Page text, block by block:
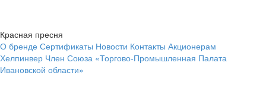
Красная пресня
О бренде Сертификаты Новости Контакты Акционерам
Хелпинвер Член Союза «Торгово-Промышленная Палата
Ивановской области»